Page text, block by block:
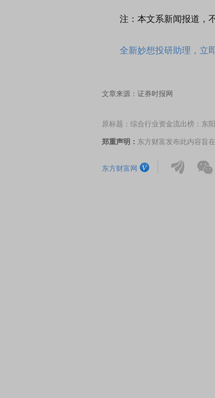
注：本文系新闻报道，不
全新妙想投研助理，立
文章来源：证券时报网
原标题：综合行业资金流出榜：东
郑重声明： 东方财富发布此内容旨
东方财富网
连线｜东方财富证券陈果：A股再平衡的
债券知识通